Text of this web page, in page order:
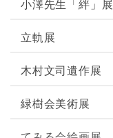
小澤先生「絆」展
立軌展
木村文司遺作展
緑樹会美術展